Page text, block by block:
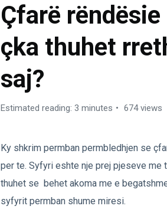
Çfarë
çka thuhet
saj?
Estimated reading: 3 minutes 674 views
Ky shkrim permban permbledhjen se
per te. Syfyri eshte nje prej pjeseve
thuhet se behet akoma me e
syfyrit permban shume miresi.